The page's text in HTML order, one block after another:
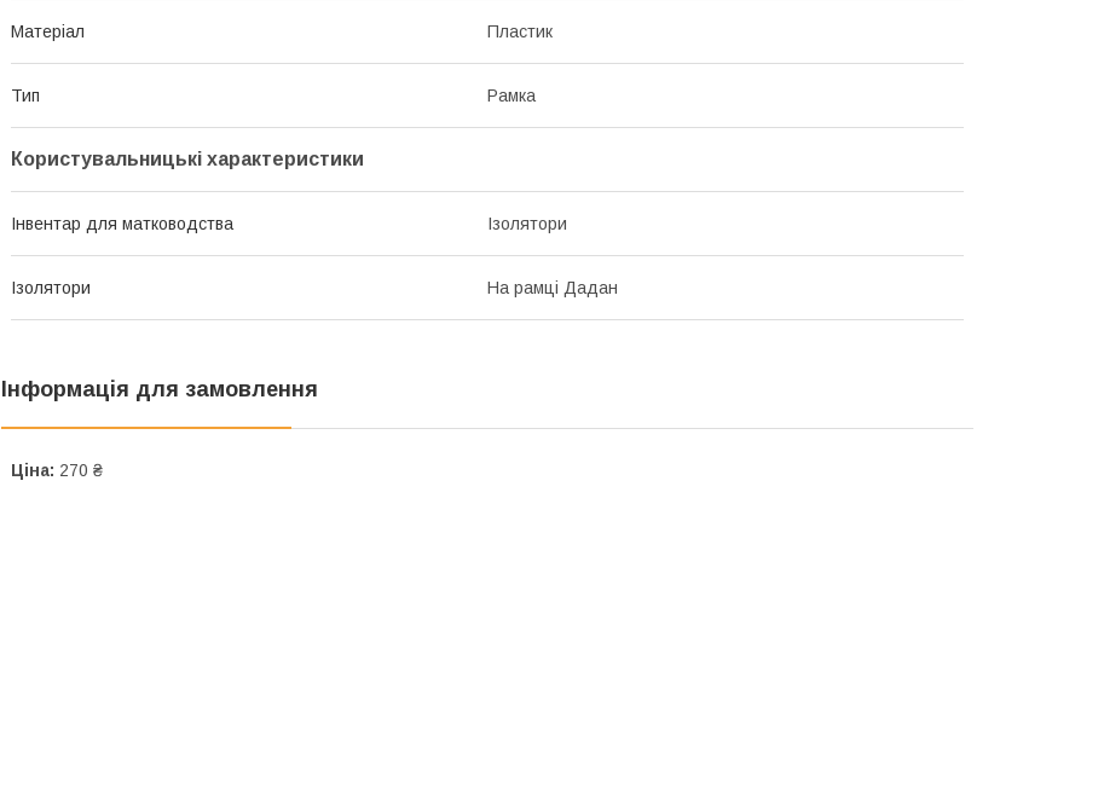
Матеріал Пластик
Тип Рамка
Користувальницькі характеристики
Інвентар для матководства Ізолятори
Ізолятори На рамці Дадан
Інформація для замовлення
Ціна: 270 ₴